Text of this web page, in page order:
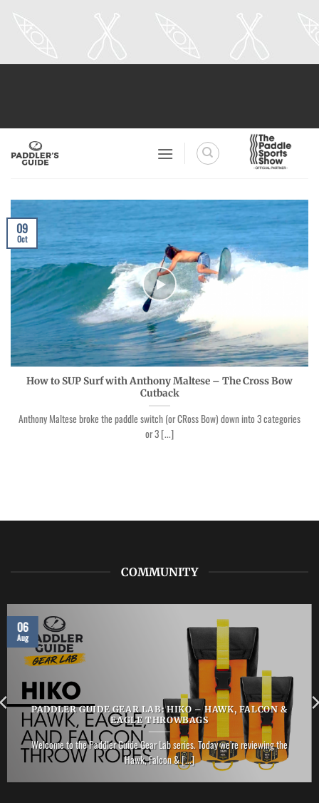
How to SUP Surf with Anthony Maltese – The Cross Bow
Cutback
Anthony Maltese broke the paddle switch (or CRoss Bow) down into 3 categories
or 3 [...]
09
Oct
COMMUNITY
PADDLER GUIDE GEAR LAB: HIKO – HAWK, FALCON &
EAGLE THROWBAGS
Welcome to the Paddler Guide Gear Lab series. Today we’re reviewing the
Hawk, Falcon & [...]
06
Aug